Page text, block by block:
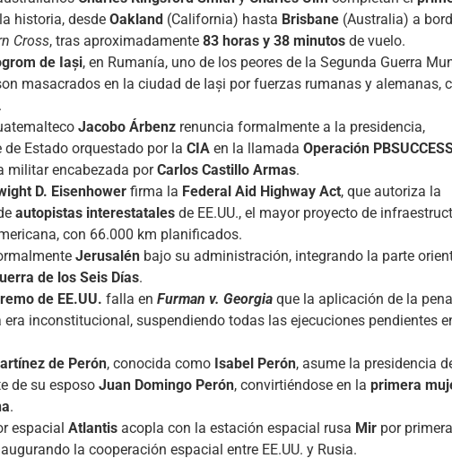
historia, desde Oakland (California) hasta Brisbane (Australia) a
Cross, tras aproximadamente 83 horas y 38 minutos de vuelo.
de Iași, en Rumanía, uno de los peores de la Segunda Guerra
masacrados en la ciudad de Iași por fuerzas rumanas y alemanas,
Jacobo Árbenz renuncia formalmente a la presidencia,
Estado orquestado por la CIA en la llamada Operación
militar encabezada porCarlos Castillo Armas.
D. Eisenhower firma la Federal Aid Highway Act, que autoriza la
autopistas interestatales de EE.UU., el mayor proyecto de
con 66.000 km planificados.
Jerusalén bajo su administración, integrando la parte
de los Seis Días.
de EE.UU. falla en Furman v. Georgia que la aplicación de la
inconstitucional, suspendiendo todas las ejecuciones pendientes
de Perón, conocida como Isabel Perón, asume la presidencia
de su esposo Juan Domingo Perón, convirtiéndose en la primera
.
espacial Atlantis acopla con la estación espacial rusa Mir por
la cooperación espacial entre EE.UU. y Rusia.